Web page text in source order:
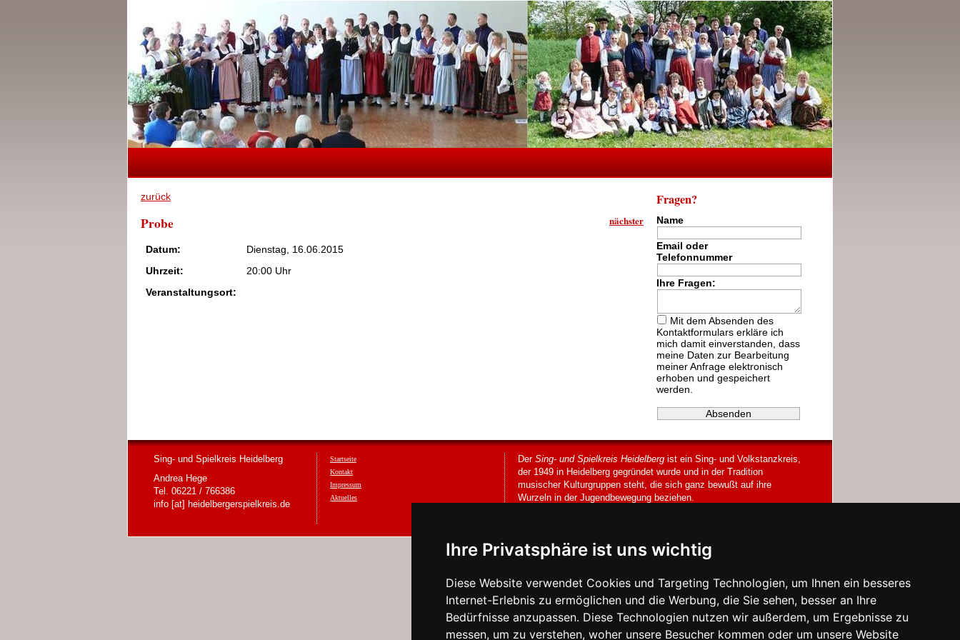
Ihre Privatsphäre ist uns wichtig
Diese Website verwendet Cookies und Targeting Technologien, um Ihnen ein besseres
Internet-Erlebnis zu ermöglichen und die Werbung, die Sie sehen, besser an Ihre
Bedürfnisse anzupassen. Diese Technologien nutzen wir außerdem, um Ergebnisse zu
messen, um zu verstehen, woher unsere Besucher kommen oder um unsere Website
zurück
Probe nächster
Datum:
Dienstag, 16.06.2015
Uhrzeit:
20:00 Uhr
Veranstaltungsort:
Fragen?
Name
Email oder
Telefonnummer
Ihre Fragen:
Mit dem Absenden des
Kontaktformulars erkläre ich
mich damit einverstanden, dass
meine Daten zur Bearbeitung
meiner Anfrage elektronisch
erhoben und gespeichert
werden.
Sing- und Spielkreis Heidelberg
Andrea Hege
Tel. 06221 / 766386
info [at] heidelbergerspielkreis.de
Der Sing- und Spielkreis Heidelberg ist ein Sing- und Volkstanzkreis,
der 1949 in Heidelberg gegründet wurde und in der Tradition
musischer Kulturgruppen steht, die sich ganz bewußt auf ihre
Wurzeln in der Jugendbewegung beziehen.
Startseite
Kontakt
Impressum
Aktuelles